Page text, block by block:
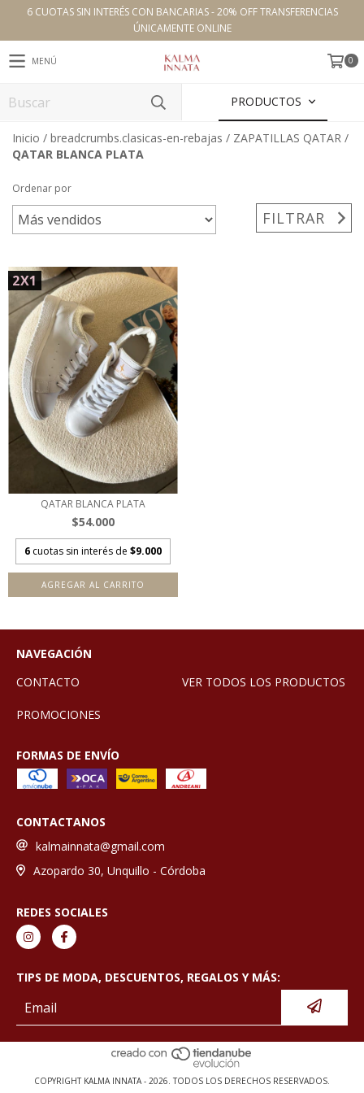
6 CUOTAS SIN INTERÉS CON BANCARIAS - 20% OFF TRANSFERENCIAS
ÚNICAMENTE ONLINE
MENÚ 0
PRODUCTOS
Inicio / breadcrumbs.clasicas-en-rebajas / ZAPATILLAS QATAR /
QATAR BLANCA PLATA
Ordenar por
FILTRAR
2X1
QATAR BLANCA PLATA
$54.000
6 cuotas sin interés de $9.000
AGREGAR AL CARRITO
NAVEGACIÓN
CONTACTO
VER TODOS LOS PRODUCTOS
PROMOCIONES
FORMAS DE ENVÍO
CONTACTANOS
kalmainnata@gmail.com
Azopardo 30, Unquillo - Córdoba
REDES SOCIALES
TIPS DE MODA, DESCUENTOS, REGALOS Y MÁS:
COPYRIGHT KALMA INNATA - 2026. TODOS LOS DERECHOS RESERVADOS.